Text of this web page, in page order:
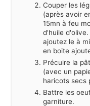
Couper les
(après avoir
15mn à feu
d'huile
ajoutez le à
en boite
Précuire la
(avec un
haricots secs
Battre les
garniture.